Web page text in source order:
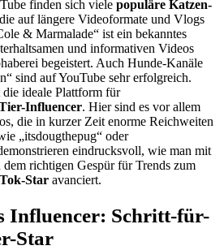
finden sich viele populäre Katzen-
auf längere Videoformate und Vlogs
& Marmalade“ ist ein bekanntes
und informativen Videos
begeistert. Auch Hunde-Kanäle
sind auf YouTube sehr erfolgreich.
ideale Plattform für
Influencer. Hier sind es vor allem
die in kurzer Zeit enorme Reichweiten
„itsdougthepug“ oder
eindrucksvoll, wie man mit
richtigen Gespür für Trends zum
Star avanciert.
Influencer: Schritt-für-
Star